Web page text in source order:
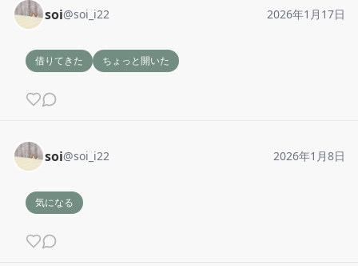
soi@soi_i22 2026年1月17日
借りてきた ちょっと開いた
soi@soi_i22 2026年1月8日
気になる